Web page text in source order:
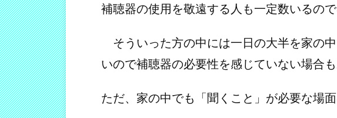
補聴器の使用を敬遠する人も一定数いるので
そういった方の中には一日の大半を家の
いので補聴器の必要性を感じていない場合も
ただ、家の中でも「聞くこと」が必要な場面